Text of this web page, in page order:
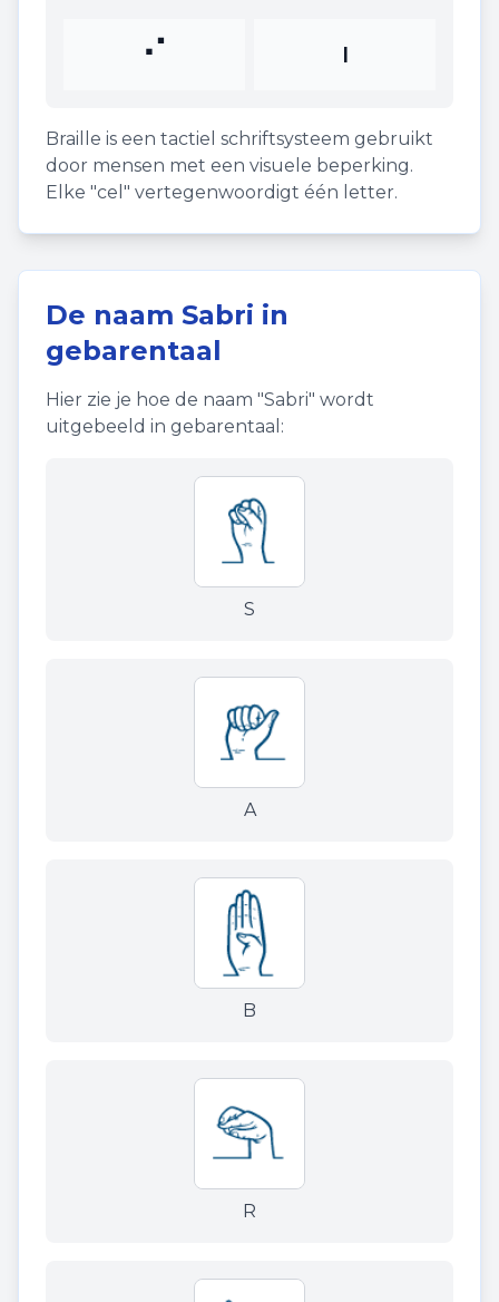
⠊ I
Braille is een tactiel schriftsysteem gebruikt
door mensen met een visuele beperking.
Elke "cel" vertegenwoordigt één letter.
De naam Sabri in
gebarentaal
Hier zie je hoe de naam "Sabri" wordt
uitgebeeld in gebarentaal:
S
A
B
R